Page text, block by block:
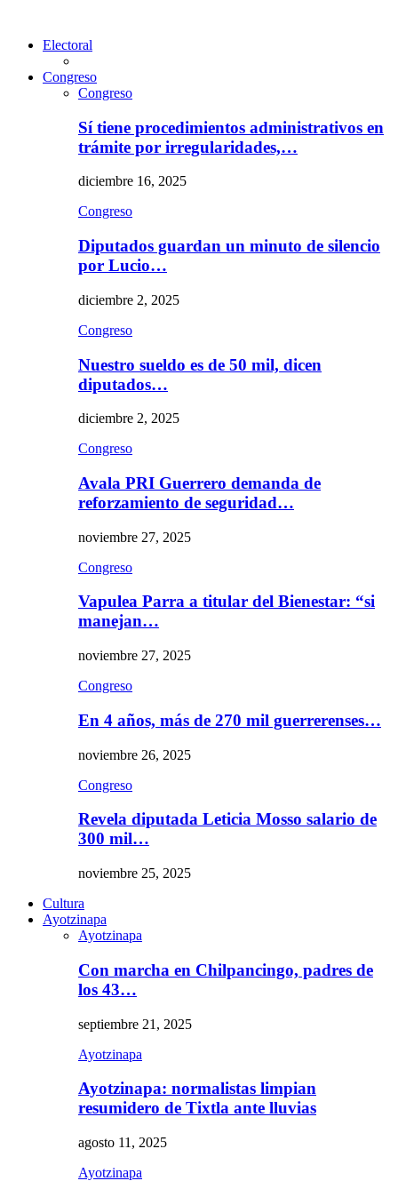
Electoral
Congreso
Congreso
Sí tiene procedimientos administrativos en
trámite por irregularidades,…
diciembre 16, 2025
Congreso
Diputados guardan un minuto de silencio
por Lucio…
diciembre 2, 2025
Congreso
Nuestro sueldo es de 50 mil, dicen
diputados…
diciembre 2, 2025
Congreso
Avala PRI Guerrero demanda de
reforzamiento de seguridad…
noviembre 27, 2025
Congreso
Vapulea Parra a titular del Bienestar: “si
manejan…
noviembre 27, 2025
Congreso
En 4 años, más de 270 mil guerrerenses…
noviembre 26, 2025
Congreso
Revela diputada Leticia Mosso salario de
300 mil…
noviembre 25, 2025
Cultura
Ayotzinapa
Ayotzinapa
Con marcha en Chilpancingo, padres de
los 43…
septiembre 21, 2025
Ayotzinapa
Ayotzinapa: normalistas limpian
resumidero de Tixtla ante lluvias
agosto 11, 2025
Ayotzinapa